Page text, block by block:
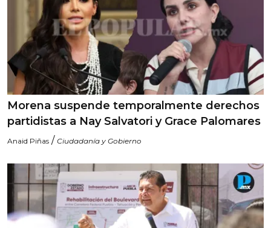
Morena suspende temporalmente derechos
partidistas a Nay Salvatori y Grace Palomares
Anaid Piñas / Ciudadanía y Gobierno